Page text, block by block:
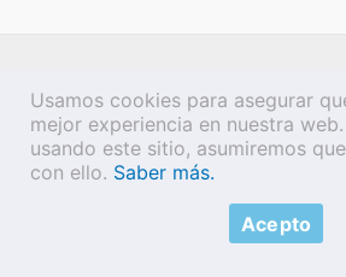
Aviso legal·
Usamos cookies para asegurar
mejor experiencia en nuestra
usando este sitio, asumiremos
con ello. Saber más.
Acepto